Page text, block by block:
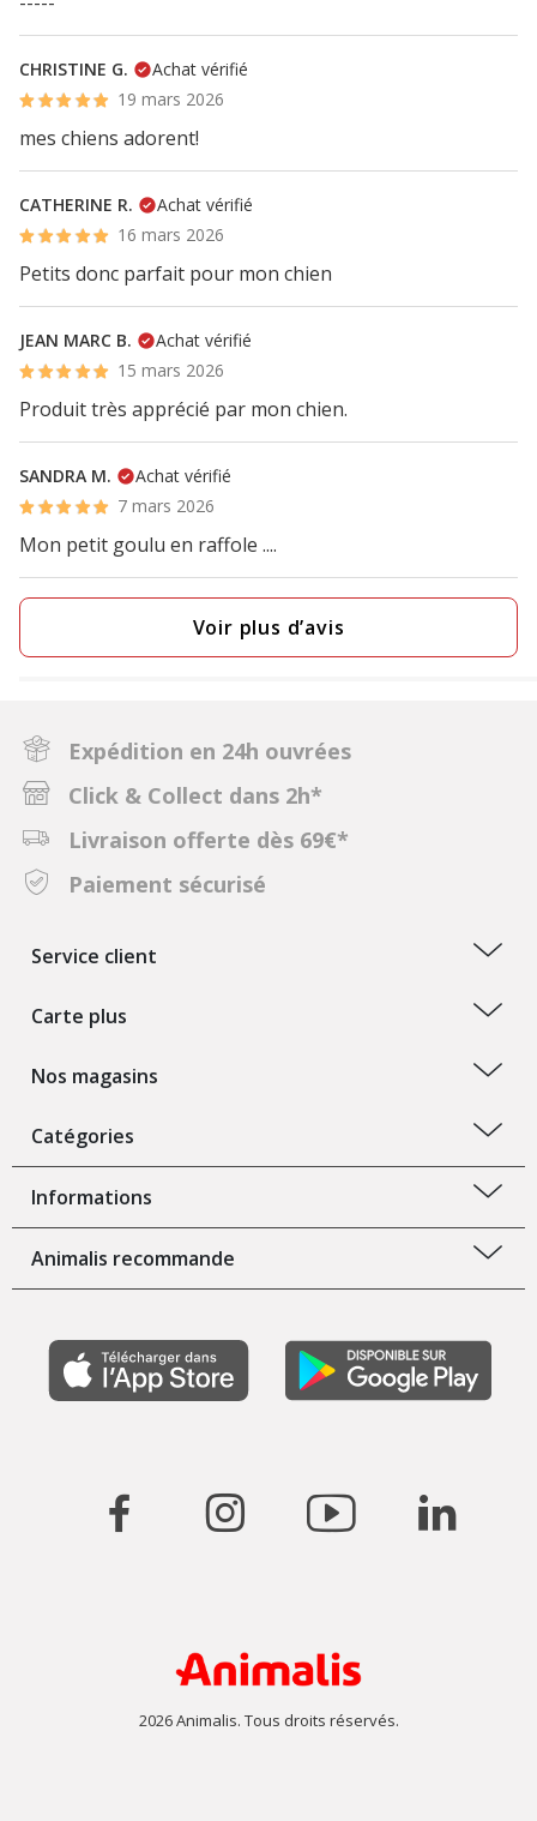
CHRISTINE G.
Achat vérifié
19 mars 2026
mes chiens adorent!
CATHERINE R.
Achat vérifié
16 mars 2026
Petits donc parfait pour mon chien
JEAN MARC B.
Achat vérifié
15 mars 2026
Produit très apprécié par mon chien.
SANDRA M.
Achat vérifié
7 mars 2026
Mon petit goulu en raffole ....
Voir plus d’avis
Expédition en 24h ouvrées
Click & Collect dans 2h*
Livraison offerte dès 69€*
Paiement sécurisé
Service client
Carte plus
Nos magasins
Catégories
Informations
Animalis recommande
2026 Animalis. Tous droits réservés.